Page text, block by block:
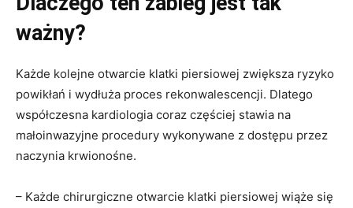
ważny?
Każde kolejne otwarcie klatki piersiowej zwiększa ryzyko
powikłań i wydłuża proces rekonwalescencji. Dlatego
współczesna kardiologia coraz częściej stawia na
małoinwazyjne procedury wykonywane z dostępu przez
naczynia krwionośne.
– Każde chirurgiczne otwarcie klatki piersiowej wiąże się